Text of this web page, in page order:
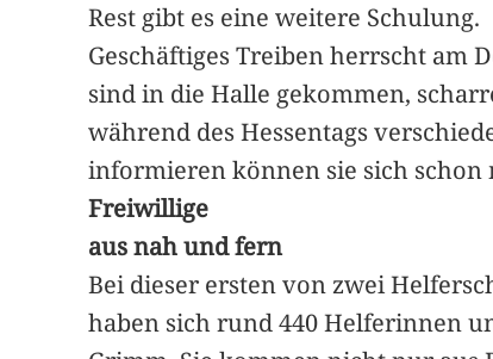
Rest gibt es eine weitere Schulung.
Geschäftiges Treiben herrscht am
sind in die Halle gekommen,
während des Hessentags
informieren können sie sich schon
Freiwillige
aus nah und fern
Bei dieser ersten von zwei
haben sich rund 440 Helferinnen